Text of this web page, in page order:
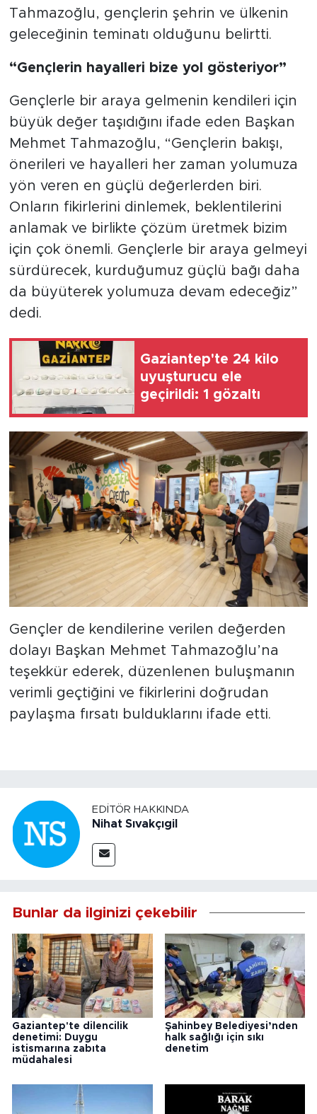
Tahmazoğlu, gençlerin şehrin ve ülkenin
geleceğinin teminatı olduğunu belirtti.
“Gençlerin hayalleri bize yol gösteriyor”
Gençlerle bir araya gelmenin kendileri için
büyük değer taşıdığını ifade eden Başkan
Mehmet Tahmazoğlu, “Gençlerin bakışı,
önerileri ve hayalleri her zaman yolumuza
yön veren en güçlü değerlerden biri.
Onların fikirlerini dinlemek, beklentilerini
anlamak ve birlikte çözüm üretmek bizim
için çok önemli. Gençlerle bir araya gelmeyi
sürdürecek, kurduğumuz güçlü bağı daha
da büyüterek yolumuza devam edeceğiz”
dedi.
Gaziantep'te 24 kilo
uyuşturucu ele
geçirildi: 1 gözaltı
Gençler de kendilerine verilen değerden
dolayı Başkan Mehmet Tahmazoğlu’na
teşekkür ederek, düzenlenen buluşmanın
verimli geçtiğini ve fikirlerini doğrudan
paylaşma fırsatı bulduklarını ifade etti.
EDITÖR HAKKINDA
Nihat Sıvakçıgil
Bunlar da ilginizi çekebilir
Gaziantep'te dilencilik
denetimi: Duygu
istismarına zabıta
müdahalesi
Şahinbey Belediyesi’nden
halk sağlığı için sıkı
denetim